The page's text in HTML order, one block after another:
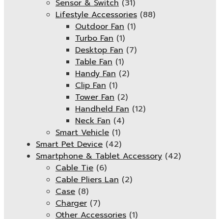
Sensor & Switch (31)
Lifestyle Accessories (88)
Outdoor Fan (1)
Turbo Fan (1)
Desktop Fan (7)
Table Fan (1)
Handy Fan (2)
Clip Fan (1)
Tower Fan (2)
Handheld Fan (12)
Neck Fan (4)
Smart Vehicle (1)
Smart Pet Device (42)
Smartphone & Tablet Accessory (42)
Cable Tie (6)
Cable Pliers Lan (2)
Case (8)
Charger (7)
Other Accessories (1)